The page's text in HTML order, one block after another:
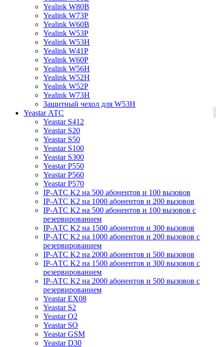
Yealink W80B
Yealink W73P
Yealink W60B
Yealink W53P
Yealink W53H
Yealink W41P
Yealink W60P
Yealink W56H
Yealink W52H
Yealink W52P
Yealink W73H
Защитный чехол для W53H
Yeastar АТС
Yeastar S412
Yeastar S20
Yeastar S50
Yeastar S100
Yeastar S300
Yeastar P550
Yeastar P560
Yeastar P570
IP-АТС K2 на 500 абонентов и 100 вызовов
IP-АТС K2 на 1000 абонентов и 200 вызовов
IP-АТС K2 на 500 абонентов и 100 вызовов с
резервированием
IP-АТС K2 на 1500 абонентов и 300 вызовов
IP-АТС K2 на 1000 абонентов и 200 вызовов с
резервированием
IP-АТС K2 на 2000 абонентов и 500 вызовов
IP-АТС K2 на 1500 абонентов и 300 вызовов с
резервированием
IP-АТС K2 на 2000 абонентов и 500 вызовов с
резервированием
Yeastar EX08
Yeastar S2
Yeastar O2
Yeastar SO
Yeastar GSM
Yeastar D30